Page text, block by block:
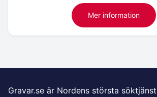
Mer information
Gravar.se är Nordens största